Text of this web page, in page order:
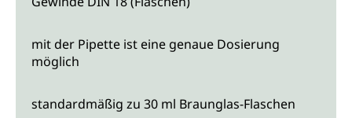
mit der Pipette ist eine genaue Dosierung
möglich
standardmäßig zu 30 ml Braunglas-Flaschen